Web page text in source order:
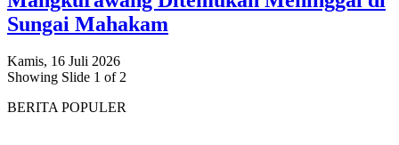
Sungai Mahakam
Kamis, 16 Juli 2026
Showing Slide 1 of 2
BERITA POPULER